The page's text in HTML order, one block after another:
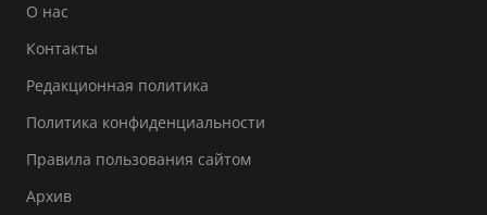
О нас
Контакты
Редакционная политика
Политика конфиденциальности
Правила пользования сайтом
Архив